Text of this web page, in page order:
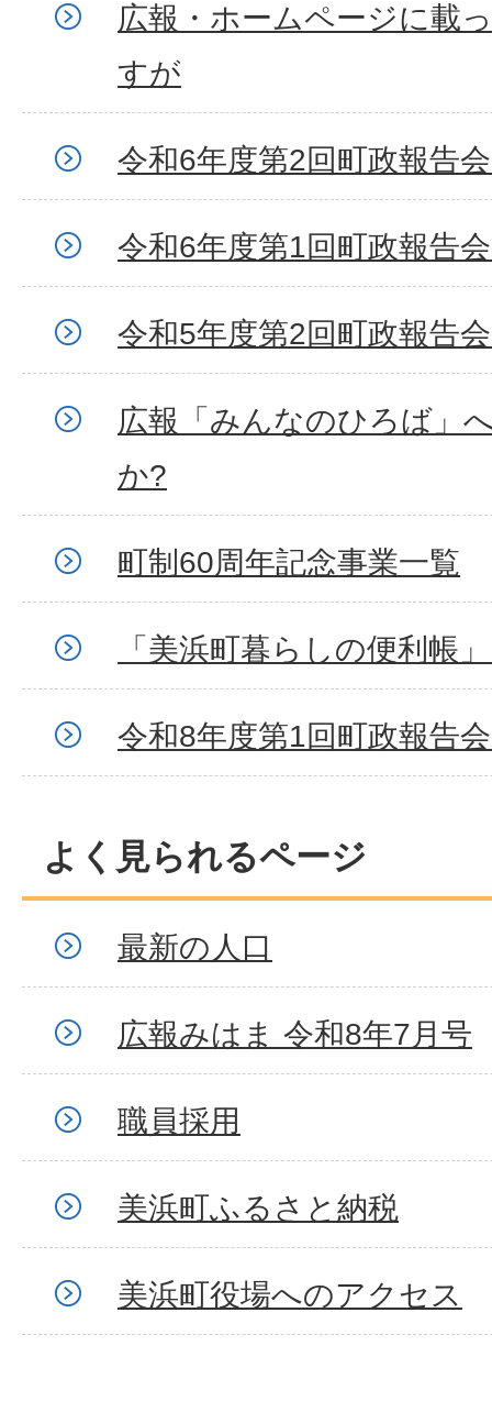
広報・ホームページに載
すが
令和6年度第2回町政報告
令和6年度第1回町政報告
令和5年度第2回町政報告
広報「みんなのひろば」
か?
町制60周年記念事業一覧
「美浜町暮らしの便利帳
令和8年度第1回町政報告
よく見られるページ
最新の人口
広報みはま 令和8年7月号
職員採用
美浜町ふるさと納税
美浜町役場へのアクセス